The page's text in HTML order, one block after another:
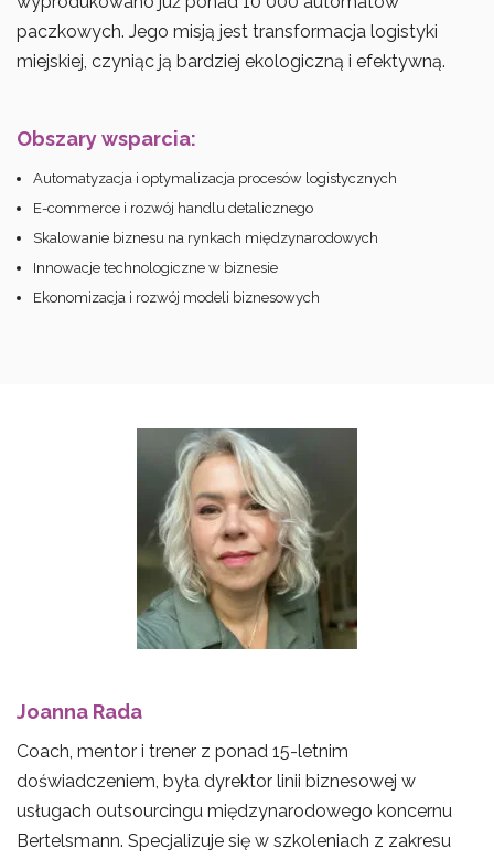
paczkowych. Jego misją jest transformacja logistyki
miejskiej, czyniąc ją bardziej ekologiczną i efektywną.
Obszary wsparcia:
Automatyzacja i optymalizacja procesów logistycznych
E-commerce i rozwój handlu detalicznego
Skalowanie biznesu na rynkach międzynarodowych
Innowacje technologiczne w biznesie
Ekonomizacja i rozwój modeli biznesowych
Joanna Rada
Coach, mentor i trener z ponad 15-letnim
doświadczeniem, była dyrektor linii biznesowej w
usługach outsourcingu międzynarodowego koncernu
Bertelsmann. Specjalizuje się w szkoleniach z zakresu